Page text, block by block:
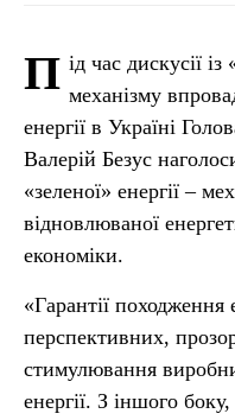
П ід час дискусії
механізму
енергії в Україні
Валерій Безус
«зеленої» енергії –
відновлюваної
економіки.
«Гарантії походження
перспективних,
стимулювання
енергії. З іншого